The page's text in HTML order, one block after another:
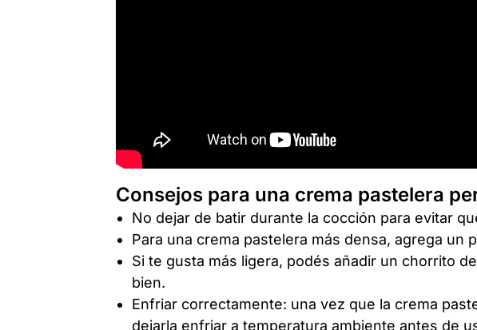
Consejos para una crema pastelera
No dejar de batir durante la cocción para evitar
Para una crema pastelera más densa, agrega un
Si te gusta más ligera, podés añadir un chorrito
bien.
Enfriar correctamente: una vez que la crema
dejarla enfriar a temperatura ambiente antes de